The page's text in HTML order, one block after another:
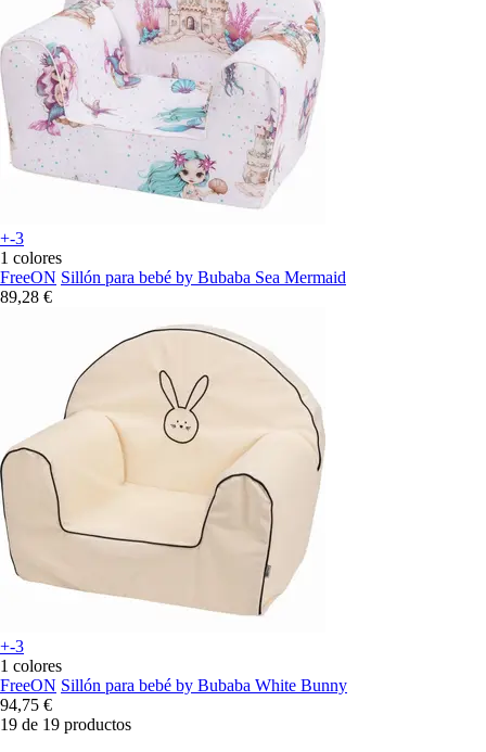
+-3
1 colores
FreeON Sillón para bebé by Bubaba Sea Mermaid
89,28 €
+-3
1 colores
FreeON Sillón para bebé by Bubaba White Bunny
94,75 €
19 de 19 productos